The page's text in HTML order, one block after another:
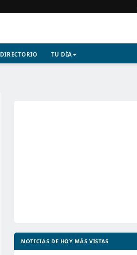
DIRECTORIO TU DÍA
NOTICIAS DE HOY MÁS VISTAS